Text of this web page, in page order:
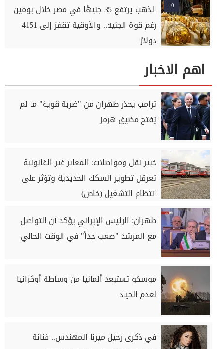
10
الذهب يرتفع 35 جنيهًا في مصر خلال يومين
رغم قوة الجنيه.. والأوقية تقفز إلى 4151
دولارًا
اهم الاخبار
ترامب يحذر طهران من "ضربة قوية" ما لم
يُفتح مضيق هرمز
خبير نقل ومواصلات: المعابر غير القانونية
تعرقل تطوير السكك الحديدية وتؤثر على
انتظام التشغيل (خاص)
طهران: الرئيس الإيراني يؤكد أن التواصل
مع المرشد "صعب جداً" في الوقت الحالي
موسكو تستبعد ألمانيا من وساطة أوكرانيا
لعدم الحياد
في ذكرى رحيل ميرنا المهندس.. فنانة